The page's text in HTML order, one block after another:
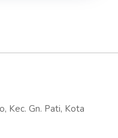
Kec. Gn. Pati, Kota